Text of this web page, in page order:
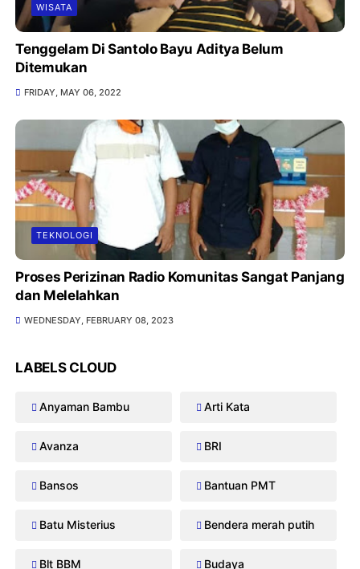
WISATA
Tenggelam Di Santolo Bayu Aditya Belum
Ditemukan
FRIDAY, MAY 06, 2022
TEKNOLOGI
Proses Perizinan Radio Komunitas Sangat Panjang
dan Melelahkan
WEDNESDAY, FEBRUARY 08, 2023
LABELS CLOUD
Anyaman Bambu Arti Kata
Avanza BRI
Bansos Bantuan PMT
Batu Misterius Bendera merah putih
Blt BBM Budaya